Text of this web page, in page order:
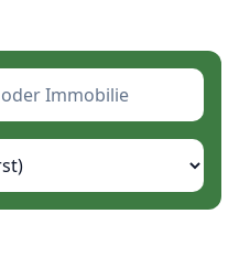
Immobilie suchen